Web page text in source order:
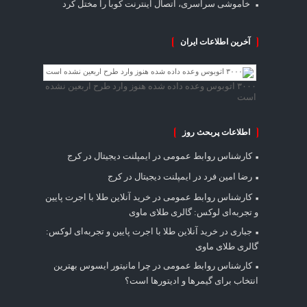
خاموشی سراسری، اتصال اینترنت کوبا را مختل کرد
آخرین اطلاعات ایران
۳۰۰۰ اتوبوس وعده داده شده هنوز وارد طرح اربعین نشده
است
اطلاعات پربحث روز
کارشناس روابط عمومی در
ایمپلنت دیجیتال در کرج
رضا امین فرد در
ایمپلنت دیجیتال در کرج
کارشناس روابط عمومی در خرید آنلاین طلا با اجرت پایین
و تجربه‌ای لوکس: گالری طلای ماوی
جباری در خرید آنلاین طلا با اجرت پایین و تجربه‌ای لوکس:
گالری طلای ماوی
کارشناس روابط عمومی در چرا مانیتور ایسوس بهترین
انتخاب برای گیمرها و ادیتورها است؟